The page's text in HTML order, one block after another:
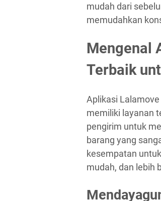
mudah dari
memudahkan
Mengenal
Terbaik
Aplikasi
memiliki layanan
pengirim untuk
barang yang
kesempatan
mudah, dan lebih